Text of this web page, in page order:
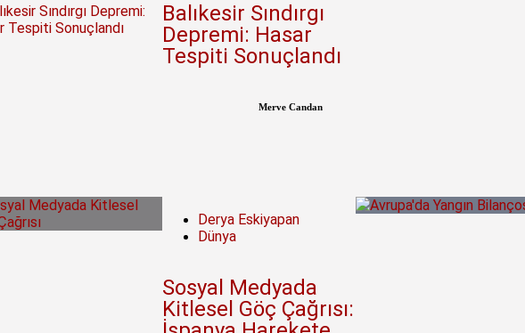
Balıkesir Sındırgı
Depremi: Hasar
Tespiti Sonuçlandı
Merve Candan
Derya Eskiyapan
Dünya
Sosyal Medyada
Kitlesel Göç Çağrısı: